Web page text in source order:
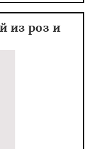
из роз и